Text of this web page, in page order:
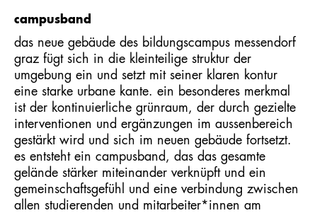
campusband
das neue gebäude des bildungscampus messendorf
graz fügt sich in die kleinteilige struktur der
umgebung ein und setzt mit seiner klaren kontur
eine starke urbane kante. ein besonderes merkmal
ist der kontinuierliche grünraum, der durch gezielte
interventionen und ergänzungen im aussenbereich
gestärkt wird und sich im neuen gebäude fortsetzt.
es entsteht ein campusband, das das gesamte
gelände stärker miteinander verknüpft und ein
gemeinschaftsgefühl und eine verbindung zwischen
allen studierenden und mitarbeiter*innen am